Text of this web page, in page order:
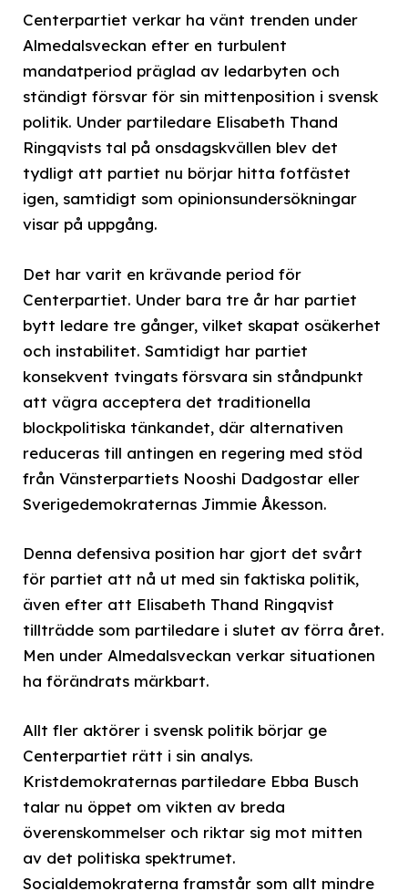
Centerpartiet verkar ha vänt trenden under
Almedalsveckan efter en turbulent
mandatperiod präglad av ledarbyten och
ständigt försvar för sin mittenposition i svensk
politik. Under partiledare Elisabeth Thand
Ringqvists tal på onsdagskvällen blev det
tydligt att partiet nu börjar hitta fotfästet
igen, samtidigt som opinionsundersökningar
visar på uppgång.
Det har varit en krävande period för
Centerpartiet. Under bara tre år har partiet
bytt ledare tre gånger, vilket skapat osäkerhet
och instabilitet. Samtidigt har partiet
konsekvent tvingats försvara sin ståndpunkt
att vägra acceptera det traditionella
blockpolitiska tänkandet, där alternativen
reduceras till antingen en regering med stöd
från Vänsterpartiets Nooshi Dadgostar eller
Sverigedemokraternas Jimmie Åkesson.
Denna defensiva position har gjort det svårt
för partiet att nå ut med sin faktiska politik,
även efter att Elisabeth Thand Ringqvist
tillträdde som partiledare i slutet av förra året.
Men under Almedalsveckan verkar situationen
ha förändrats märkbart.
Allt fler aktörer i svensk politik börjar ge
Centerpartiet rätt i sin analys.
Kristdemokraternas partiledare Ebba Busch
talar nu öppet om vikten av breda
överenskommelser och riktar sig mot mitten
av det politiska spektrumet.
Socialdemokraterna framstår som allt mindre